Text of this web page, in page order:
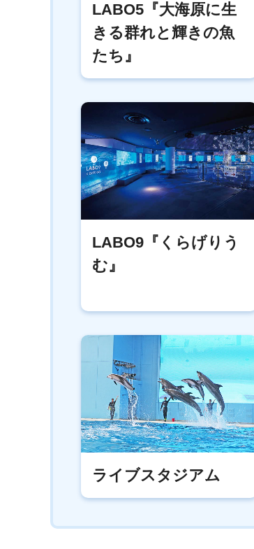
LABO5『大海原に生
きる群れと輝きの魚
たち』
LABO9『くらげりう
む』
ライブスタジアム